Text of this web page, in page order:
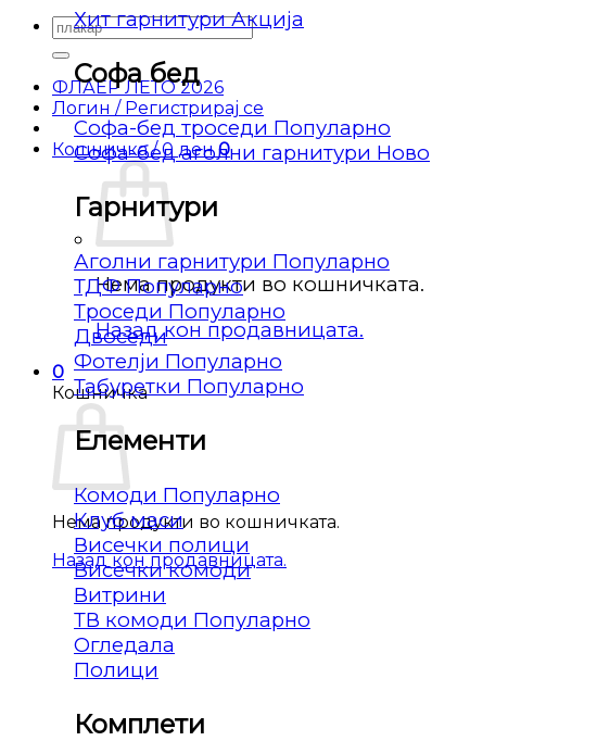
Барај
за:
ФЛАЕР ЛЕТО 2026
Логин / Регистрирај се
Кошничка /0 ден 0
Нема продукти во кошничката.
Назад кон продавницата.
0
Кошничка
Нема продукти во кошничката.
Назад кон продавницата.
Хит гарнитури
Софа бед
Софа-бед троседи
Софа-бед аголни гарнитури
Гарнитури
Аголни гарнитури
ТДФ
Троседи
Двоседи
Фотелји
Табуретки
Елементи
Комоди
Клуб маси
Висечки полици
Висечки комоди
Витрини
ТВ комоди
Огледала
Полици
Комплети